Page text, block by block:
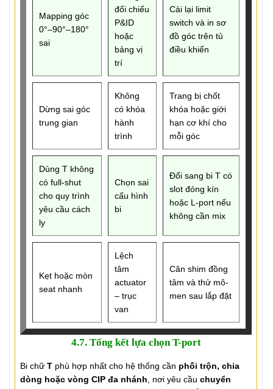
Mapping góc
0°–90°–180°
sai
đối chiếu
P&ID
hoặc
bảng vị
trí
Cài lại limit
switch và in sơ
đồ góc trên tủ
điều khiển
Dừng sai góc
trung gian
Không
có khóa
hành
trình
Trang bị chốt
khóa hoặc giới
hạn cơ khí cho
mỗi góc
Dùng T không
có full-shut
cho quy trình
yêu cầu cách
ly
Chọn sai
cấu hình
bi
Đổi sang bi T có
slot đóng kín
hoặc L-port nếu
không cần mix
Kẹt hoặc mòn
seat nhanh
Lệch
tâm
actuator
– trục
van
Căn shim đồng
tâm và thử mô-
men sau lắp đặt
4.7. Tổng kết lựa chọn T-port
Bi chữ Tphù hợp nhất cho hệ thống cần phối trộn, chia
dòng hoặc vòng CIP đa nhánh , nơi yêu cầu chuyển